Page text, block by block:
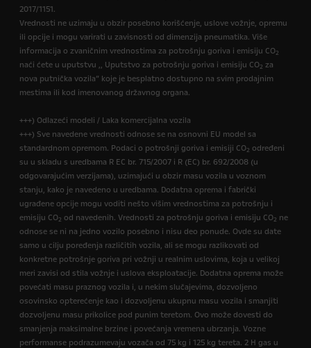
2017/1151.
Vrednosti ne uzimaju u obzir posebno korišćenje, uslove vožnje, opremu
ili opcije i mogu varirati u zavisnosti od dimenzija pneumatika. Više
informacija o zvaničnim vrednostima za potrošnju goriva i emisiju CO2
naći ćete u uputstvu ,, Uputstvo za potrošnju goriva i emisiju CO2 za
nova putnička vozila” koje je besplatno dostupno na svim prodajnim
mestima ili kod imenovanog državnog organa.
+++) Odlazeći modeli / Laka komercijalna vozila
+++) Sve navedene vrednosti odnose se na osnovni EU model sa
standardnom opremom. Podaci o potrošnji goriva i emisiji CO2 određeni
su u skladu s uredbama R EC br. 715/2007 i R (EC) br. 692/2008 (u
odgovarajućim verzijama), uzimajući u obzir masu vozila u voznom
stanju, kako je navedeno u uredbama. Dodatna oprema i fabrički
ugrađene opcije mogu voditi nešto višim vrednostima za potrošnju i
emisiju CO2 od navedenih. Vrednosti za potrošnju goriva i emisiju CO2 ne
odnose se ni na jedno vozilo posebno i nisu deo ponude. Ovde su date
samo u cilju poređenja različitih vozila, ali se mogu razlikovati od
konkretne potrošnje goriva pri vožnji u realnim uslovima, koja u velikoj
meri zavisi od stila vožnje i uslova eksploatacije. Dodatna oprema može
povećati masu praznog vozila i, u nekim slučajevima, dozvoljeno
osovinsko opterećenje kao i dozvoljenu ukupnu masu vozila i smanjiti
dozvoljenu masu prikolice pod punim teretom. Ovo može dovesti do
smanjenja maksimalne brzine i povećanja vremena ubrzanja. Vozne
performanse podrazumevaju vozača od 75 kg i 125 kg tereta. 2 H gas u